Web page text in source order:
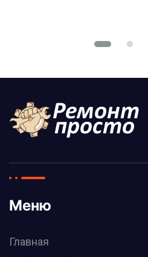
Меню
Главная